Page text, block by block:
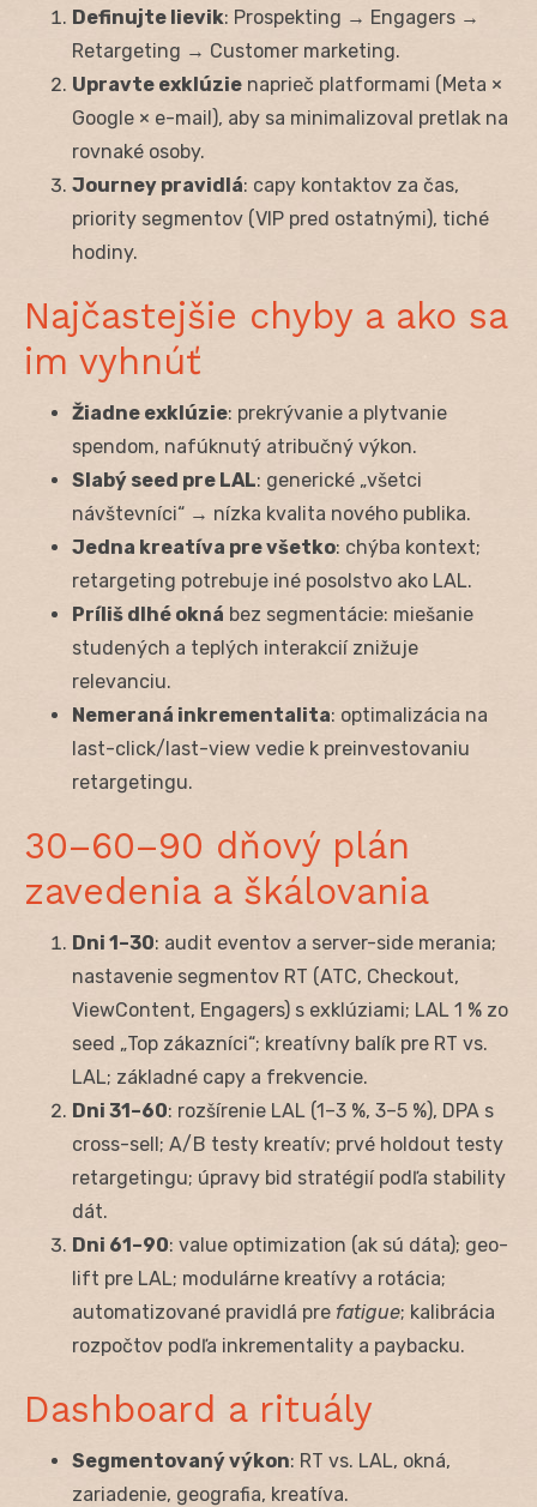
Definujte lievik: Prospekting → Engagers →
Retargeting → Customer marketing.
Upravte exklúzie naprieč platformami (Meta ×
Google × e-mail), aby sa minimalizoval pretlak na
rovnaké osoby.
Journey pravidlá: capy kontaktov za čas,
priority segmentov (VIP pred ostatnými), tiché
hodiny.
Najčastejšie chyby a ako sa
im vyhnúť
Žiadne exklúzie: prekrývanie a plytvanie
spendom, nafúknutý atribučný výkon.
Slabý seed pre LAL: generické „všetci
návštevníci“ → nízka kvalita nového publika.
Jedna kreatíva pre všetko: chýba kontext;
retargeting potrebuje iné posolstvo ako LAL.
Príliš dlhé okná bez segmentácie: miešanie
studených a teplých interakcií znižuje
relevanciu.
Nemeraná inkrementalita: optimalizácia na
last-click/last-view vedie k preinvestovaniu
retargetingu.
30–60–90 dňový plán
zavedenia a škálovania
Dni 1–30: audit eventov a server-side merania;
nastavenie segmentov RT (ATC, Checkout,
ViewContent, Engagers) s exklúziami; LAL 1 % zo
seed „Top zákazníci“; kreatívny balík pre RT vs.
LAL; základné capy a frekvencie.
Dni 31–60: rozšírenie LAL (1–3 %, 3–5 %), DPA s
cross-sell; A/B testy kreatív; prvé holdout testy
retargetingu; úpravy bid stratégií podľa stability
dát.
Dni 61–90: value optimization (ak sú dáta); geo-
lift pre LAL; modulárne kreatívy a rotácia;
automatizované pravidlá pre fatigue; kalibrácia
rozpočtov podľa inkrementality a paybacku.
Dashboard a rituály
Segmentovaný výkon: RT vs. LAL, okná,
zariadenie, geografia, kreatíva.